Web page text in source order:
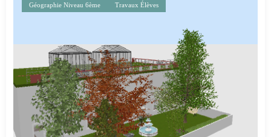
Géographie Niveau 6ème Travaux Élèves